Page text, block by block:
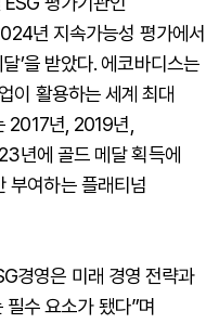
년 지속가능성 평가에서
’을 받았다. 에코바디스는
이 활용하는 세계 최대
2017년, 2019년,
년에 골드 메달 획득에
부여하는 플래티넘
경영은 미래 경영 전략과
수 요소가 됐다”며